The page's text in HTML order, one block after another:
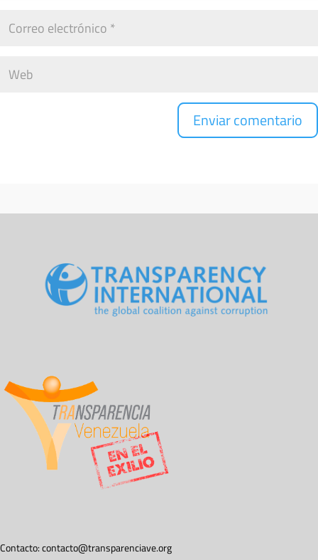
Contacto:contacto@transparenciave.org